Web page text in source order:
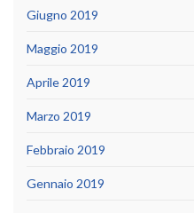
Giugno 2019
Maggio 2019
Aprile 2019
Marzo 2019
Febbraio 2019
Gennaio 2019